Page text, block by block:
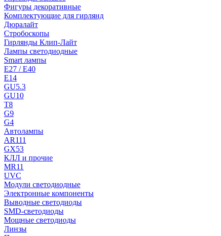
Фигуры декоративные
Комплектующие для гирлянд
Дюралайт
Стробоскопы
Гирлянды Клип-Лайт
Лампы светодиодные
Smart лампы
E27 / E40
E14
GU5.3
GU10
T8
G9
G4
Автолампы
AR111
GX53
КЛЛ и прочие
MR11
UVC
Модули светодиодные
Электронные компоненты
Выводные светодиоды
SMD-светодиоды
Мощные светодиоды
Линзы